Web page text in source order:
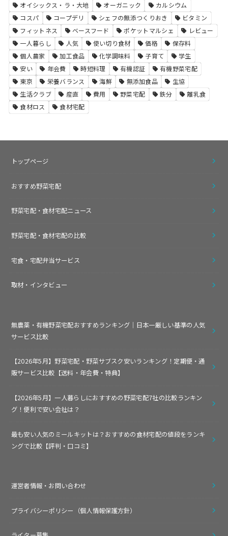
オイシックス・ラ・大地
オーガニック
カルシウム
コスパ
コープデリ シェフの無添つくりおき
ビタミン
フィットネス
ベースフード ポケットマルシェ
レビュー
一人暮らし
人気 使い切り食材 価格
保存料
個人農家
加工食品 化学調味料 子育て
学生
安い
年会費 時短料理 有機認証
有機野菜宅配
東京
栄養バランス 海鮮 無添加食品
生協
生活クラブ
産直 費用 野菜宅配 鉄分
離乳食
食材ロス
食材宅配
トップページ
おすすめ野菜宅配
野菜宅配・食材宅配ニュース
野菜宅配・食材宅配の比較
宅食・宅配弁当サービス
取材・インタビュー
無農薬・有機野菜宅配おすすめランキング｜日本一厳しい基準の人気
サービス比較
【2026年5月】野菜宅配・野菜サブスク安いランキング！定期便・通
販サービス比較【送料・年会費・特典】
【2026年5月】一人暮らしにおすすめの野菜宅配7社の比較ランキン
グ！便利で安い会社は？
最も安い人気のミールキットは？おすすめの食材宅配の値段をランキ
ングで比較【評判・口コミ】
運営者情報・お問い合わせ
プライバシーポリシー（個人情報保護方針）